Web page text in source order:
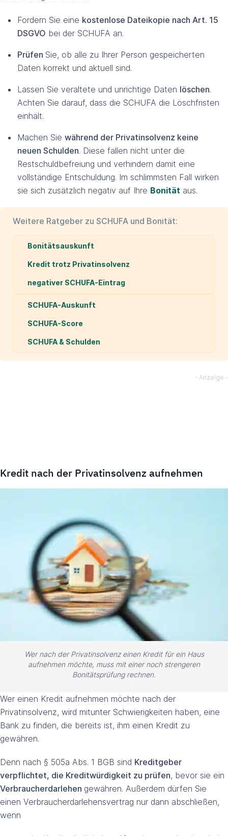
Fordern Sie eine kostenlose Dateikopie nach Art. 15
DSGVO bei der SCHUFA an.
Prüfen Sie, ob alle zu Ihrer Person gespeicherten
Daten korrekt und aktuell sind.
Lassen Sie veraltete und unrichtige Daten löschen.
Achten Sie darauf, dass die SCHUFA die Löschfristen
einhält.
Machen Sie während der Privatinsolvenz keine
neuen Schulden. Diese fallen nicht unter die
Restschuldbefreiung und verhindern damit eine
vollständige Entschuldung. Im schlimmsten Fall wirken
sie sich zusätzlich negativ auf Ihre Bonität aus.
Weitere Ratgeber zu SCHUFA und Bonität:
Bonitätsauskunft
Kredit trotz Privatinsolvenz
negativer SCHUFA-Eintrag
SCHUFA-Auskunft
SCHUFA-Score
SCHUFA & Schulden
Kredit nach der Privatinsolvenz aufnehmen
Wer nach der Privatinsolvenz einen Kredit für ein Haus
aufnehmen möchte, muss mit einer noch strengeren
Bonitätsprüfung rechnen.
Wer einen Kredit aufnehmen möchte nach der
Privatinsolvenz, wird mitunter Schwierigkeiten haben, eine
Bank zu finden, die bereits ist, ihm einen Kredit zu
gewähren.
Denn nach § 505a Abs. 1 BGB sind Kreditgeber
verpflichtet, die Kreditwürdigkeit zu prüfen, bevor sie ein
Verbraucherdarlehen gewähren. Außerdem dürfen Sie
einen Verbraucherdarlehensvertrag nur dann abschließen,
wenn